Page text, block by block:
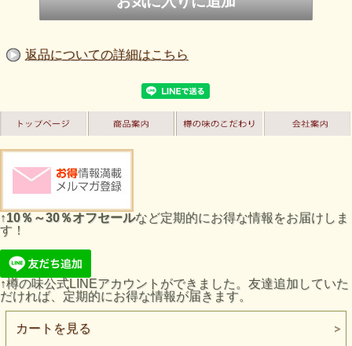
返品についての詳細はこちら
↑10％～30％オフセールなど定期的にお得な情報をお届けしま
す！
↑樽の味公式LINEアカウントができました。友達追加していた
だければ、定期的にお得な情報が届きます。
カートを見る